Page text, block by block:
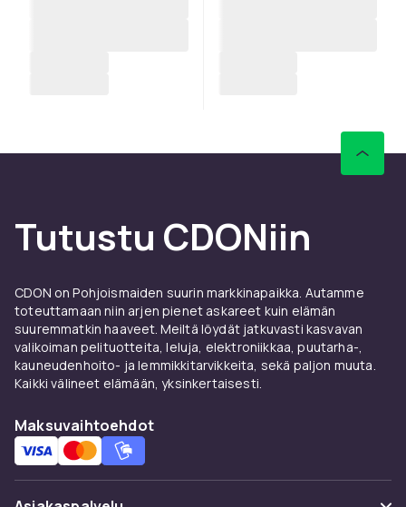
Tutustu CDONiin
CDON on Pohjoismaiden suurin markkinapaikka. Autamme
toteuttamaan niin arjen pienet askareet kuin elämän
suuremmatkin haaveet. Meiltä löydät jatkuvasti kasvavan
valikoiman pelituotteita, leluja, elektroniikkaa, puutarha-,
kauneudenhoito- ja lemmikkitarvikkeita, sekä paljon muuta.
Kaikki välineet elämään, yksinkertaisesti.
Maksuvaihtoehdot